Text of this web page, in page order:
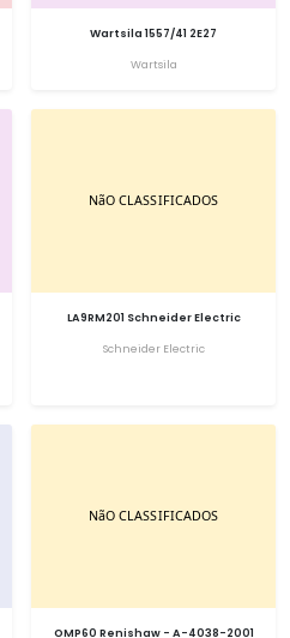
Wartsila 1557/41 2E27
Wartsila
LA9RM201 Schneider Electric
Schneider Electric
OMP60 Renishaw - A-4038-2001